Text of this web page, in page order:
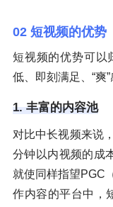
02 短视频的优势
短视频的优势可以
低、即刻满足、“爽”
1. 丰富的内容池
对比中长视频来说
分钟以内视频的成
就使同样指望PGC
作内容的平台中，